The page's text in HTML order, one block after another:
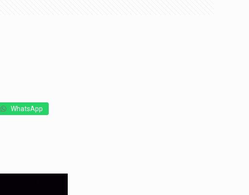
WhatsApp